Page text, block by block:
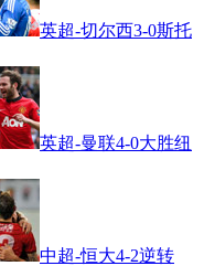
英超-切尔西3-0斯托
英超-曼联4-0大胜纽
中超-恒大4-2逆转